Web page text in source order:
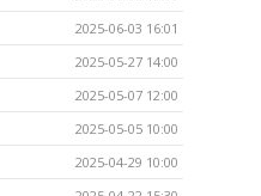
2025-06-03 16:01
2025-05-27 14:00
2025-05-07 12:00
2025-05-05 10:00
2025-04-29 10:00